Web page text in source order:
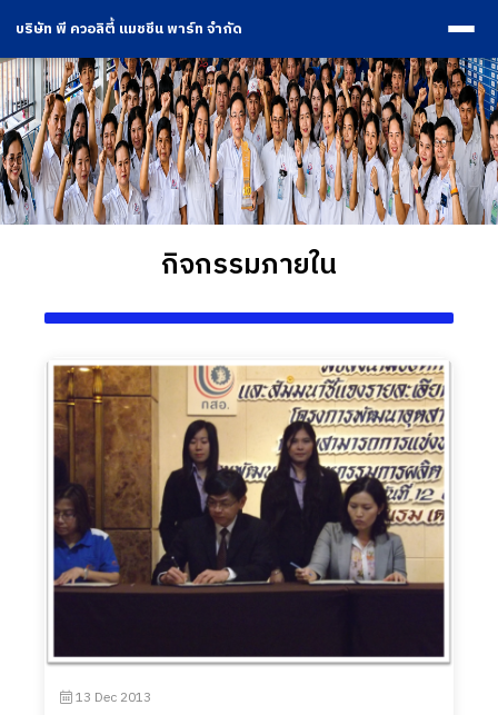
บริษัท พี ควอลิตี้ แมชชีน พาร์ท จำกัด
กิจกรรมภายใน
13 Dec 2013